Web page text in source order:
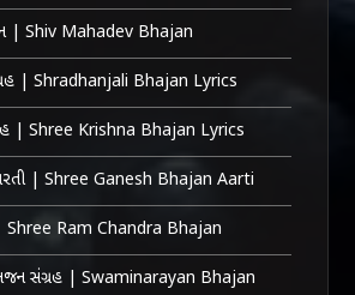
| Shiv Mahadev Bhajan
| Shradhanjali Bhajan Lyrics
| Shree Krishna Bhajan Lyrics
| Shree Ganesh Bhajan Aarti
| Shree Ram Chandra Bhajan
ભજન સંગ્રહ | Swaminarayan Bhajan